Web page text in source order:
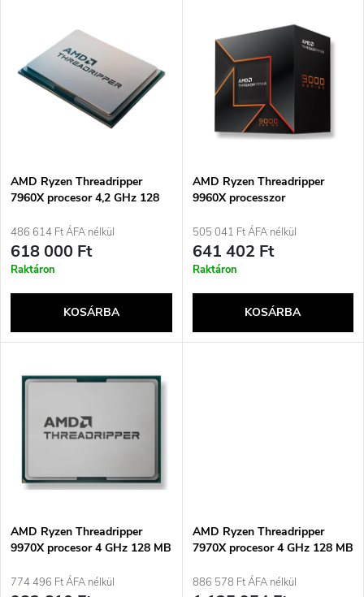
m
e
k
r
n
z
é
s
ABC szerint
é
k
e
k
l
á
j
a
AMD Ryzen Threadripper
7960X procesor 4,2 GHz 128
486 614 Ft ÁFA nélkül
618 000 Ft
Raktáron
KOSÁRBA
AMD Ryzen Threadripper
9960X processzor
505 041 Ft ÁFA nélkül
641 402 Ft
Raktáron
KOSÁRBA
AMD Ryzen Threadripper
9970X procesor 4 GHz 128 MB
774 496 Ft ÁFA nélkül
AMD Ryzen Threadripper
7970X procesor 4 GHz 128 MB
886 578 Ft ÁFA nélkül